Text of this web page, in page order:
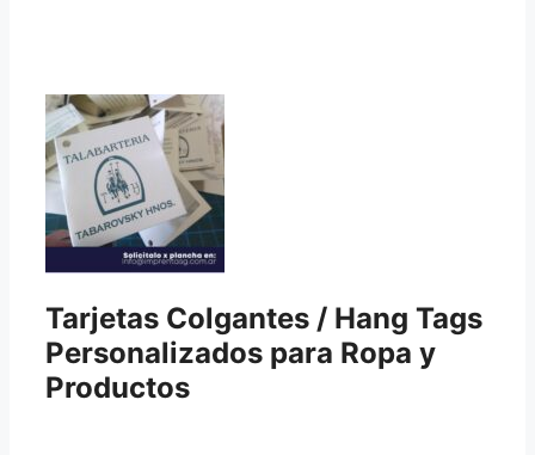
Tarjetas Colgantes / Hang Tags
Personalizados para Ropa y
Productos